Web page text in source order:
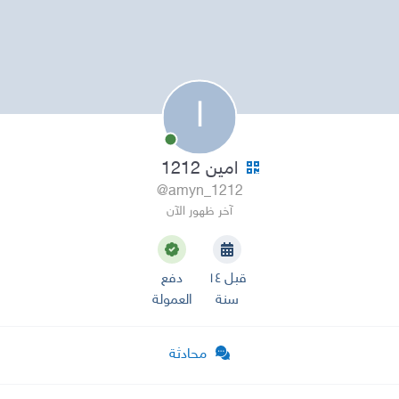
ا
امين 1212
@amyn_1212
آخر ظهور الآن
قبل ١٤
سنة
دفع
العمولة
محادثة